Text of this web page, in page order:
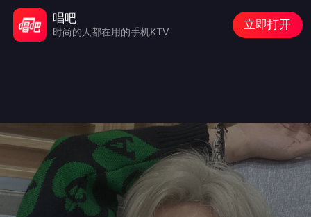
唱吧
时尚的人都在用的手机KTV
立即打开